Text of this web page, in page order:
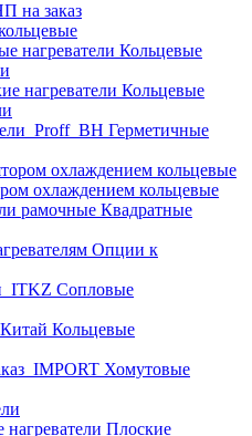
на заказ
Кольцевые
Кольцевые
Герметичные
охлаждением кольцевые
Квадратные
Опции к
Cопловые
Кольцевые
Хомутовые
Плоские